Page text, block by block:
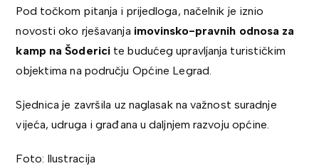
Pod točkom pitanja i prijedloga, načelnik je iznio
novosti oko rješavanja imovinsko-pravnih odnosa za
kamp na Šoderici te budućeg upravljanja turističkim
objektima na području Općine Legrad.
Sjednica je završila uz naglasak na važnost suradnje
vijeća, udruga i građana u daljnjem razvoju općine.
Foto: Ilustracija